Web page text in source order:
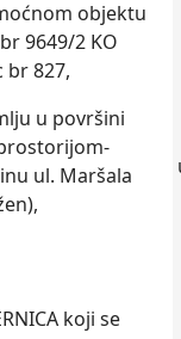
objektu
9649/2 KO
br 827,
u površini
ul. Maršala
koji se